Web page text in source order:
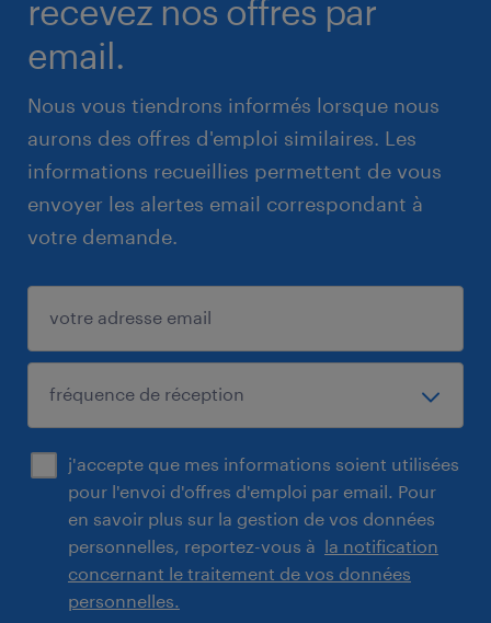
recevez nos offres par
email.
Nous vous tiendrons informés lorsque nous
aurons des offres d'emploi similaires. Les
informations recueillies permettent de vous
envoyer les alertes email correspondant à
votre demande.
j'accepte que mes informations soient utilisées
pour l'envoi d'offres d'emploi par email. Pour
en savoir plus sur la gestion de vos données
personnelles, reportez-vous à la notification
concernant le traitement de vos données
personnelles.